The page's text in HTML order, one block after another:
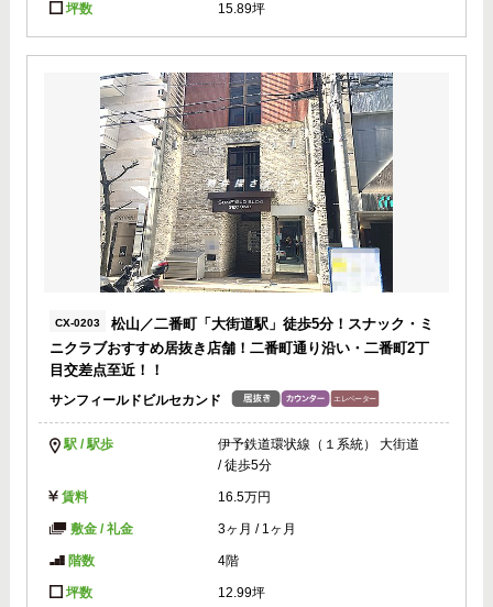
坪数 15.89坪
CX-0203
松山／二番町「大街道駅」徒歩5分！スナック・ミ
ニクラブおすすめ居抜き店舗！二番町通り沿い・二番町2丁
目交差点至近！！
サンフィールドビルセカンド
駅 / 駅歩
伊予鉄道環状線（１系統） 大街道
/ 徒歩5分
賃料 16.5万円
敷金 / 礼金 3ヶ月 / 1ヶ月
階数 4階
坪数 12.99坪